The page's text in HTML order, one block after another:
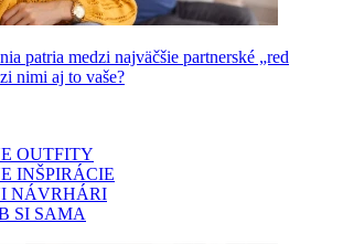
patria medzi najväčšie partnerské „red
nimi aj to vaše?
OUTFITY
INŠPIRÁCIE
NÁVRHÁRI
SI SAMA